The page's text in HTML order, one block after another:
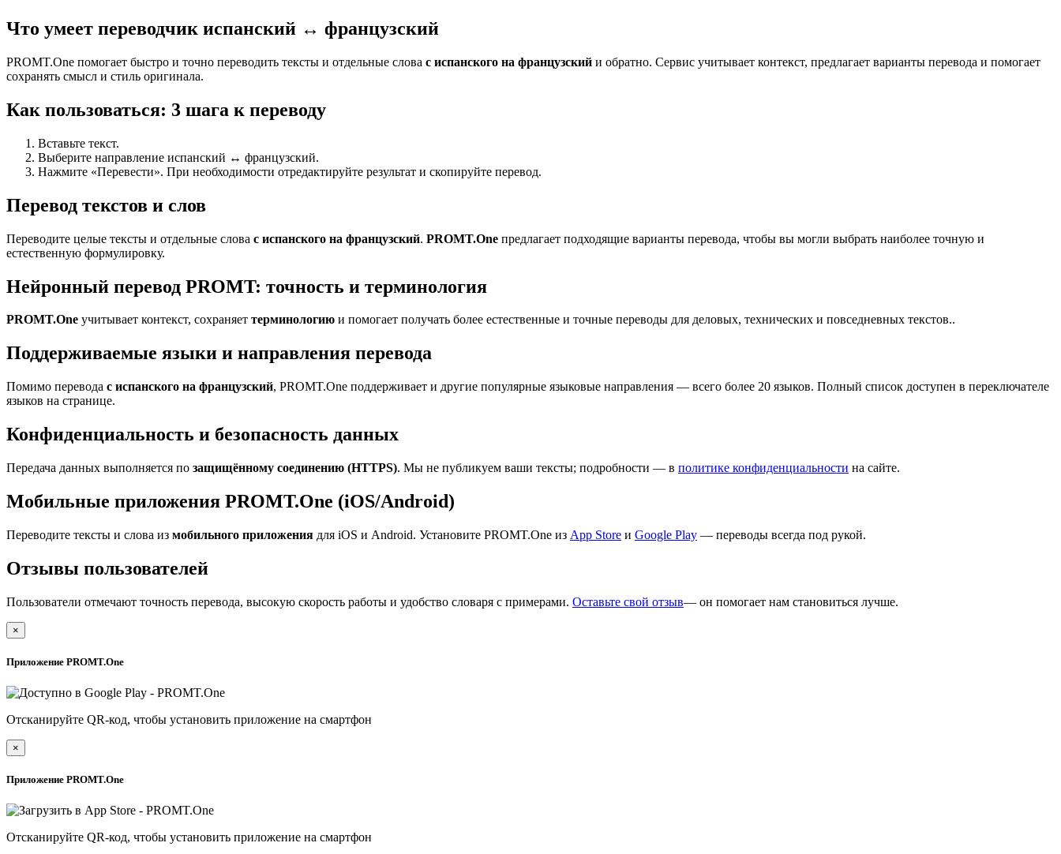
Что умеет переводчик испанский ↔ французский
PROMT.One помогает быстро и точно переводить тексты и отдельные слова с испанского на французский и обратно. Сервис учитывает контекст, предлагает варианты перевода и помогает
сохранять смысл и стиль оригинала.
Как пользоваться: 3 шага к переводу
Вставьте текст.
Выберите направление испанский ↔ французский.
Нажмите «Перевести». При необходимости отредактируйте результат и скопируйте перевод.
Перевод текстов и слов
Переводите целые тексты и отдельные слова с испанского на французский. PROMT.One предлагает подходящие варианты перевода, чтобы вы могли выбрать наиболее точную и
естественную формулировку.
Нейронный перевод PROMT: точность и терминология
PROMT.One учитывает контекст, сохраняет терминологию и помогает получать более естественные и точные переводы для деловых, технических и повседневных текстов..
Поддерживаемые языки и направления перевода
Помимо перевода с испанского на французский, PROMT.One поддерживает и другие популярные языковые направления — всего более 20 языков. Полный список доступен в переключателе
языков на странице.
Конфиденциальность и безопасность данных
Передача данных выполняется по защищённому соединению (HTTPS). Мы не публикуем ваши тексты; подробности — в политике конфиденциальности на сайте.
Мобильные приложения PROMT.One (iOS/Android)
Переводите тексты и слова из мобильного приложения для iOS и Android. Установите PROMT.One из App Store и Google Play — переводы всегда под рукой.
Отзывы пользователей
Пользователи отмечают точность перевода, высокую скорость работы и удобство словаря с примерами. Оставьте свой отзыв— он помогает нам становиться лучше.
×
Приложение PROMT.One
Отсканируйте QR-код, чтобы установить приложение на смартфон
×
Приложение PROMT.One
Отсканируйте QR-код, чтобы установить приложение на смартфон